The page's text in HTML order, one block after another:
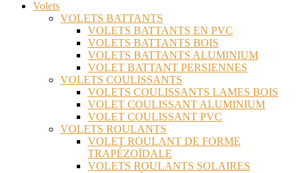
Volets
VOLETS BATTANTS
VOLETS BATTANTS EN PVC
VOLETS BATTANTS BOIS
VOLETS BATTANTS ALUMINIUM
VOLET BATTANT PERSIENNES
VOLETS COULISSANTS
VOLETS COULISSANTS LAMES BOIS
VOLET COULISSANT ALUMINIUM
VOLET COULISSANT PVC
VOLETS ROULANTS
VOLET ROULANT DE FORME
TRAPÉZOÏDALE
VOLETS ROULANTS SOLAIRES